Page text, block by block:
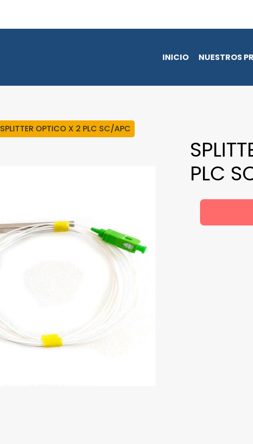
INICIO NUESTROS
SPLITTER OPTICO X 2 PLC SC/APC
PLC